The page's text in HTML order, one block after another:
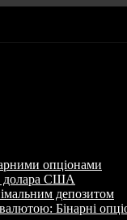
опціонами
долара США
депозитом
Бінарні